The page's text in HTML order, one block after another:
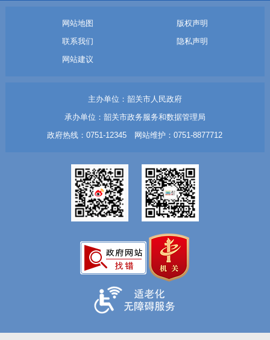
网站地图
版权声明
联系我们
隐私声明
网站建议
主办单位：韶关市人民政府
承办单位：韶关市政务服务和数据管理局
政府热线：0751-12345 网站维护：0751-8877712